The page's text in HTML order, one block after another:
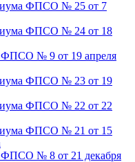
ФПСО № 25 от 7
ФПСО № 24 от 18
ФПСО № 9 от 19 апреля
ФПСО № 23 от 19
ФПСО № 22 от 22
ФПСО № 21 от 15
ФПСО № 8 от 21 декабря